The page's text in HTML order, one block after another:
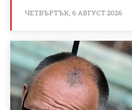
ЧЕТВЪРТЪК, 6 АВГУСТ 2026